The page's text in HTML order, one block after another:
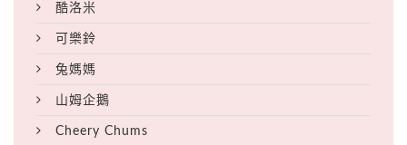
酷洛米
可樂鈴
兔媽媽
山姆企鵝
Cheery Chums